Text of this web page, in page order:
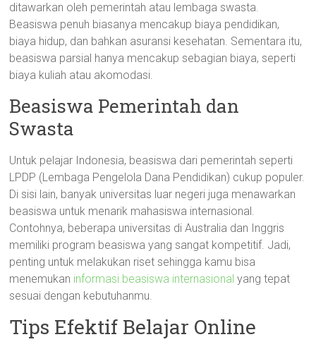
ditawarkan oleh pemerintah atau lembaga swasta.
Beasiswa penuh biasanya mencakup biaya pendidikan,
biaya hidup, dan bahkan asuransi kesehatan. Sementara itu,
beasiswa parsial hanya mencakup sebagian biaya, seperti
biaya kuliah atau akomodasi.
Beasiswa Pemerintah dan
Swasta
Untuk pelajar Indonesia, beasiswa dari pemerintah seperti
LPDP (Lembaga Pengelola Dana Pendidikan) cukup populer.
Di sisi lain, banyak universitas luar negeri juga menawarkan
beasiswa untuk menarik mahasiswa internasional.
Contohnya, beberapa universitas di Australia dan Inggris
memiliki program beasiswa yang sangat kompetitif. Jadi,
penting untuk melakukan riset sehingga kamu bisa
menemukan informasi beasiswa internasional yang tepat
sesuai dengan kebutuhanmu.
Tips Efektif Belajar Online